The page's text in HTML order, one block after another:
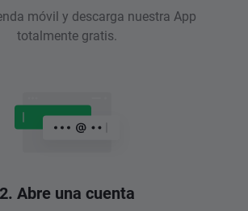
móvil y descarga nuestra App
totalmente gratis.
2. Abre una cuenta